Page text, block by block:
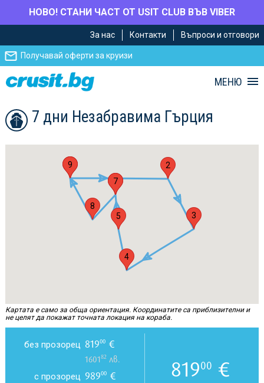
НОВО! СТАНИ ЧАСТ ОТ USIT CLUB ВЪВ VIBER
главното
съдържание
Навигацията
За нас Контакти Въпроси и отговори
Получавай оферти за круизи
МЕНЮ
7 дни Незабравима Гърция
1 2
3
4
5
6
7
8
9
Картата е само за обща ориентация. Координатите са приблизителни и
не целят да покажат точната локация на кораба.
без прозорец 81900€
160182лв.
с прозорец 98900€ 81900 €